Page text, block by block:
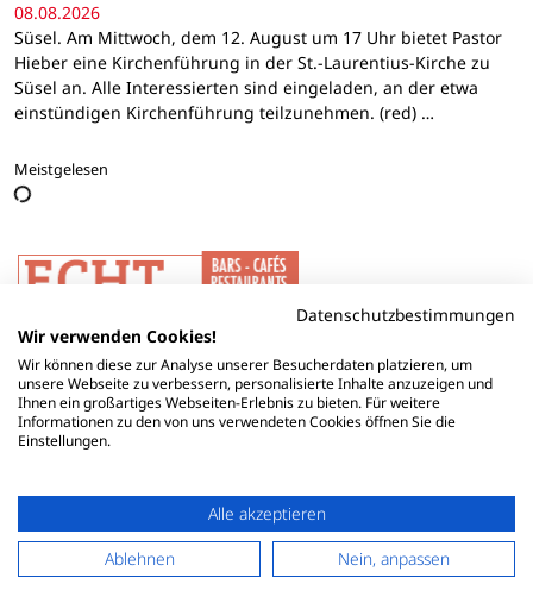
08.08.2026
Süsel. Am Mittwoch, dem 12. August um 17 Uhr bietet Pastor
Hieber eine Kirchenführung in der St.-Laurentius-Kirche zu
Süsel an. Alle Interessierten sind eingeladen, an der etwa
einstündigen Kirchenführung teilzunehmen. (red) …
Meistgelesen
Datenschutzbestimmungen
Wir verwenden Cookies!
Wir können diese zur Analyse unserer Besucherdaten platzieren, um
unsere Webseite zu verbessern, personalisierte Inhalte anzuzeigen und
Ihnen ein großartiges Webseiten-Erlebnis zu bieten. Für weitere
Informationen zu den von uns verwendeten Cookies öffnen Sie die
Einstellungen.
Alle akzeptieren
Ablehnen
Nein, anpassen